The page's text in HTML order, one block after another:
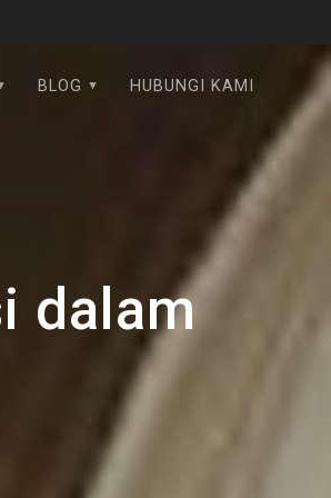
BLOG HUBUNGI KAMI
dalam